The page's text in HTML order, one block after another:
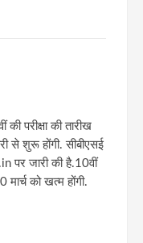
की परीक्षा की तारीख
से शुरू होंगी. सीबीएसई
पर जारी की है.10वीं
मार्च को खत्‍म होंगी.